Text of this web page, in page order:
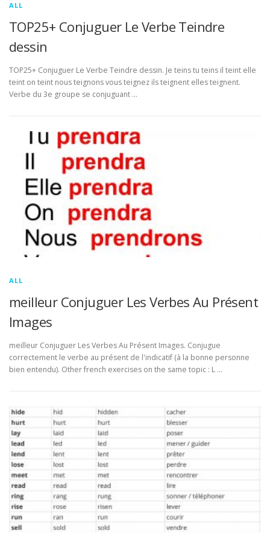
ALL
TOP25+ Conjuguer Le Verbe Teindre
dessin
TOP25+ Conjuguer Le Verbe Teindre dessin. Je teins tu teins il teint elle
teint on teint nous teignons vous teignez ils teignent elles teignent.
Verbe du 3e groupe se conjuguant …
ALL
meilleur Conjuguer Les Verbes Au Présent
Images
meilleur Conjuguer Les Verbes Au Présent Images. Conjugue
correctement le verbe au présent de l'indicatif (à la bonne personne
bien entendu). Other french exercises on the same topic : L …